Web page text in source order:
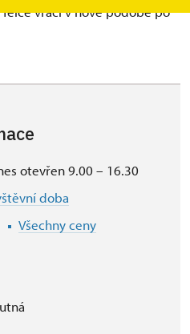
vrací v nové podobě po
otevřen 9.00 – 16.30
doba
Všechny ceny